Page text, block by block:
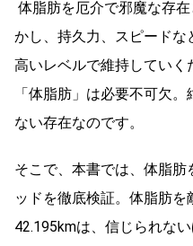
体脂肪を厄介で邪魔な存
かし、持久力、スピード
高いレベルで維持してい
「体脂肪」は必要不可欠
ない存在なのです。
そこで、本書では、体脂
ッドを徹底検証。体脂肪を
42.195kmは、信じられな